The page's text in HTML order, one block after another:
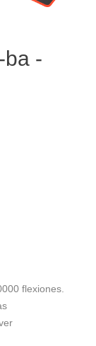
ba -
flexiones.